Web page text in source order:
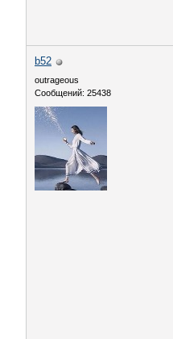
b52
outrageous
Сообщений: 25438